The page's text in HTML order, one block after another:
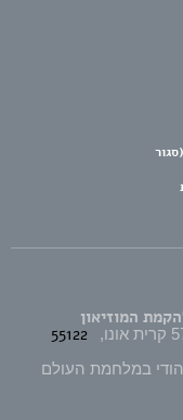
המוזיאון פתוח בימים א'-ה' בין השעות 0900 - 1500 (סגור
המוזיאון
55122
במלחמת העולם